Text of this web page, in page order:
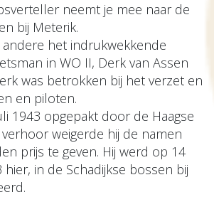
neemt je mee naar de
bij Meterik.
het indrukwekkende
in WO II, Derk van Assen
was betrokken bij het verzet en
en piloten.
1943 opgepakt door de Haagse
verhoor weigerde hij de namen
prijs te geven. Hij werd op 14
in de Schadijkse bossen bij